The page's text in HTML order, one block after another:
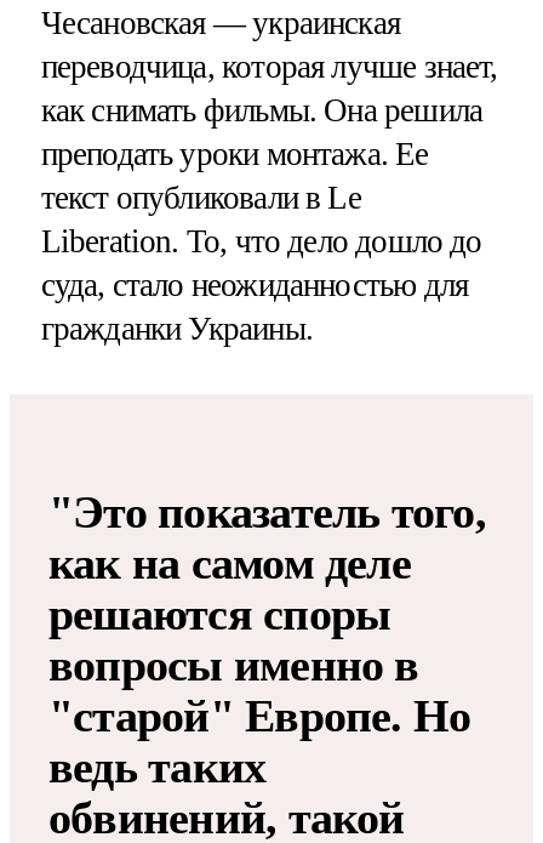
Чесановская — украинская
переводчица, которая лучше знает,
как снимать фильмы. Она решила
преподать уроки монтажа. Ее
текст опубликовали в Le
Liberation. То, что дело дошло до
суда, стало неожиданностью для
гражданки Украины.
"Это показатель того,
как на самом деле
решаются споры
вопросы именно в
"старой" Европе. Но
ведь таких
обвинений, такой